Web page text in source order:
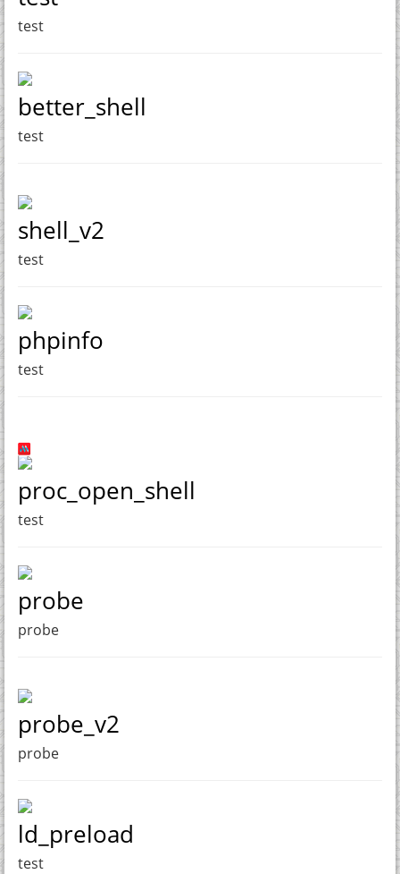
test
better_shell
test
shell_v2
test
phpinfo
test
proc_open_shell
test
probe
probe
probe_v2
probe
ld_preload
test